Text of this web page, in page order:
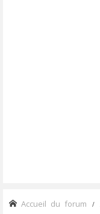
Accueil du forum